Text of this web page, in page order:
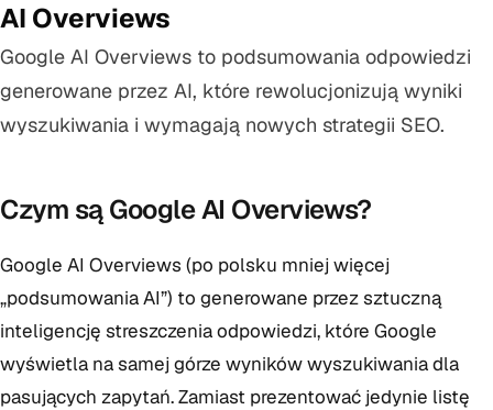
AI Overviews
Google AI Overviews to podsumowania odpowiedzi
generowane przez AI, które rewolucjonizują wyniki
wyszukiwania i wymagają nowych strategii SEO.
Czym są Google AI Overviews?
Google AI Overviews (po polsku mniej więcej
„podsumowania AI”) to generowane przez sztuczną
inteligencję streszczenia odpowiedzi, które Google
wyświetla na samej górze wyników wyszukiwania dla
pasujących zapytań. Zamiast prezentować jedynie listę